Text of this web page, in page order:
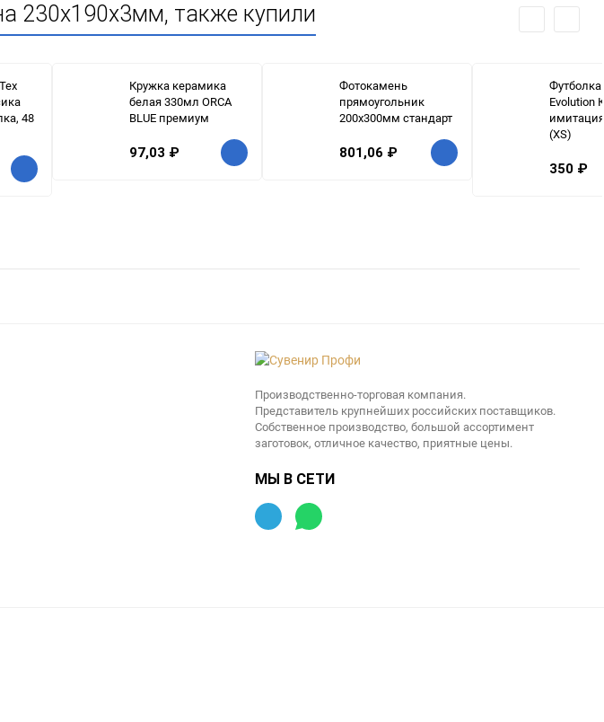
230x190x3мм, также купили
48
Кружка керамика
белая 330мл ORCA
BLUE премиум
97,03 ₽
Фотокамень
прямоугольник
200х300мм стандарт
801,06 ₽
Футболка
Evolution
(XS)
350 ₽
Производственно-торговая компания.
Представитель крупнейших российских поставщиков.
Собственное производство, большой ассортимент
заготовок, отличное качество, приятные цены.
МЫ В СЕТИ